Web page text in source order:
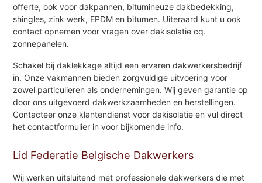
offerte, ook voor dakpannen, bitumineuze dakbedekking,
shingles, zink werk, EPDM en bitumen. Uiteraard kunt u ook
contact opnemen voor vragen over dakisolatie cq.
zonnepanelen.
Schakel bij daklekkage altijd een ervaren dakwerkersbedrijf
in. Onze vakmannen bieden zorgvuldige uitvoering voor
zowel particulieren als ondernemingen. Wij geven garantie op
door ons uitgevoerd dakwerkzaamheden en herstellingen.
Contacteer onze klantendienst voor dakisolatie en vul direct
het contactformulier in voor bijkomende info.
Lid Federatie Belgische Dakwerkers
Wij werken uitsluitend met professionele dakwerkers die met